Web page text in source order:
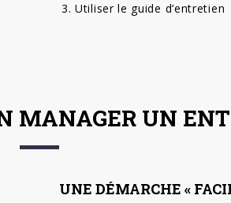
Utiliser le guide d’entretien
MANAGER UN
UNE DÉMARCHE «